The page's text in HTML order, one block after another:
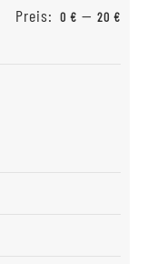
Preis: 0 € — 20 €